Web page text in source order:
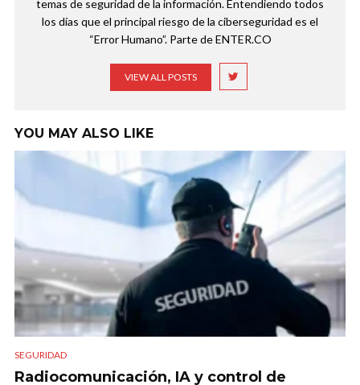
temas de seguridad de la información. Entendiendo todos
los días que el principal riesgo de la ciberseguridad es el
“Error Humano”. Parte de ENTER.CO
VIEW ALL POSTS
YOU MAY ALSO LIKE
SEGURIDAD
Radiocomunicación, IA y control de